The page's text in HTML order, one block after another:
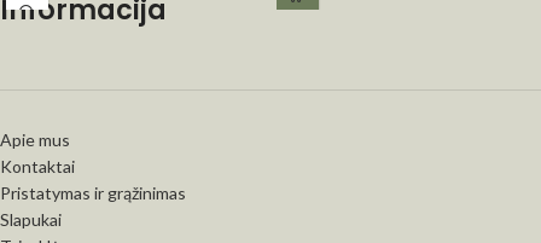
Informacija
Apie mus
Kontaktai
Pristatymas ir grąžinimas
Slapukai